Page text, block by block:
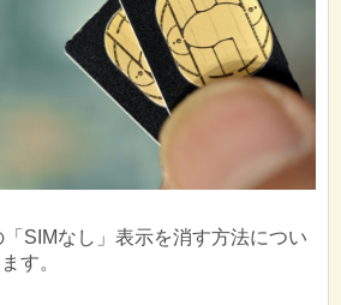
SIMなし」表示を消す方法につい
す。